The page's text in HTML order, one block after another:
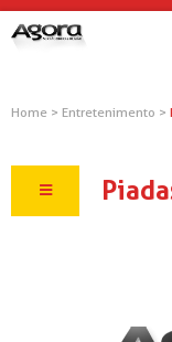
Home > Entretenimento >